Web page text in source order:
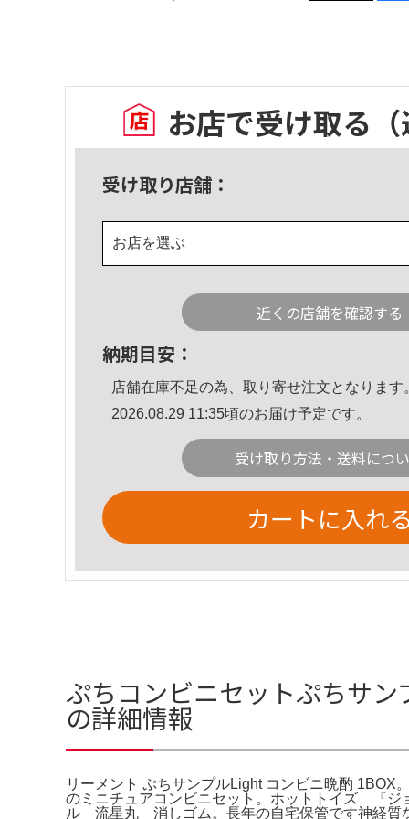
お店で受け取る
受け取り店舗：
お店を選ぶ
近くの店舗を確認する
納期目安：
店舗在庫不足の為、取り寄せ注文となります
2026.08.29 11:35頃のお届け予定です。
受け取り方法・送料につ
カートに入れ
ぷちコンビニセットぷちサ
の詳細情報
リーメント ぷちサンプルLight コンビニ晩酌 1BOX
のミニチュアコンビニセット。ホットトイズ 『ジ
ル 流星丸 消しゴム。長年の自宅保管です神経質